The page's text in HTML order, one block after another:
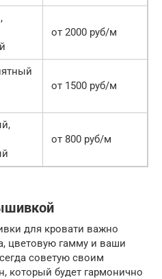
от 2000 руб/м
от 1500 руб/м
от 800 руб/м
для кровати важно
цветовую гамму и ваши
советую своим
который будет гармонично